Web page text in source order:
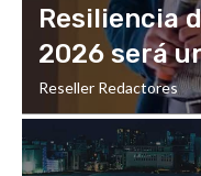
Resiliencia
2026 será
Reseller Redactores